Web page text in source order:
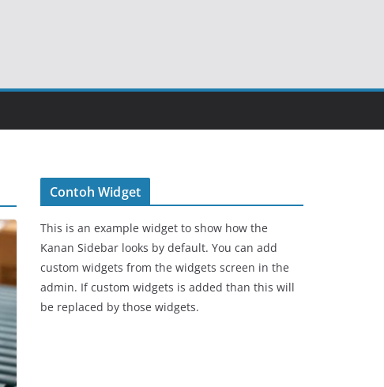
Contoh Widget
This is an example widget to show how the
Kanan Sidebar looks by default. You can add
custom widgets from the widgets screen in the
admin. If custom widgets is added than this will
be replaced by those widgets.